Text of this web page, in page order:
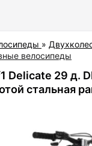
»
велосипеды
Delicate 29 д.
стальная